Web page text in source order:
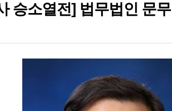
승소열전] 법무법인 문